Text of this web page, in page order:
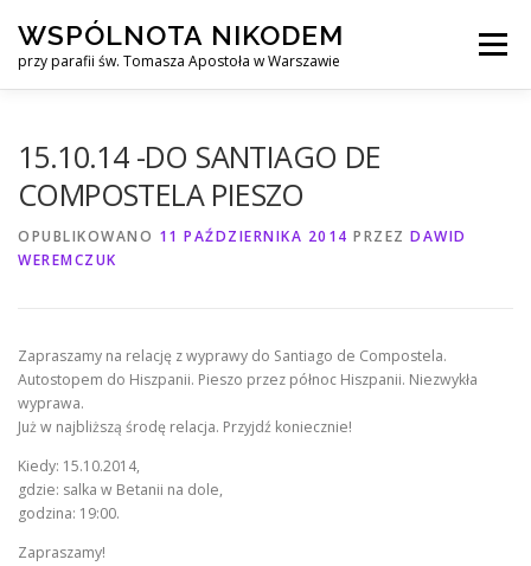
treści
WSPÓLNOTA NIKODEM
przy parafii św. Tomasza Apostoła w Warszawie
Menu
15.10.14 -DO SANTIAGO DE
COMPOSTELA PIESZO
OPUBLIKOWANO 11 PAŹDZIERNIKA 2014 PRZEZ DAWID
WEREMCZUK
Zapraszamy na relację z wyprawy do Santiago de Compostela.
Autostopem do Hiszpanii. Pieszo przez północ Hiszpanii. Niezwykła
wyprawa.
Już w najbliższą środę relacja. Przyjdź koniecznie!
Kiedy: 15.10.2014,
gdzie: salka w Betanii na dole,
godzina: 19:00.
Zapraszamy!